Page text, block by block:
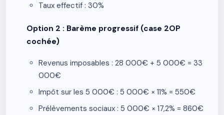
Taux effectif : 30%
Option 2 : Barème progressif (case 2OP
cochée)
Revenus imposables : 28 000€ + 5 000€ = 33
000€
Impôt sur les 5 000€ : 5 000€ × 11% = 550€
Prélèvements sociaux : 5 000€ × 17,2% = 860€